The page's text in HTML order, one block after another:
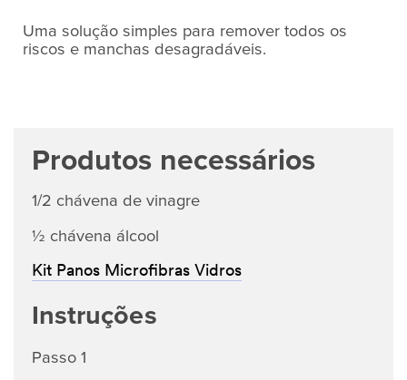
Uma solução simples para remover todos os
riscos e manchas desagradáveis.
Produtos necessários
1/2 chávena de vinagre
½ chávena álcool
Kit Panos Microfibras Vidros
Instruções
Passo 1